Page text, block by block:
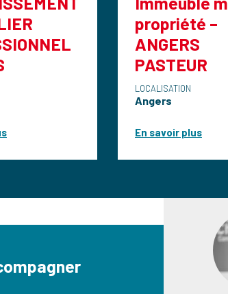
ANGERS